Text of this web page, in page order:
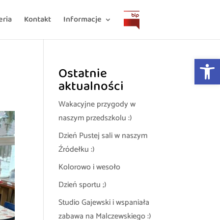
Kontakt Informacje
Ostatnie
aktualności
Wakacyjne przygody w
naszym przedszkolu :)
Dzień Pustej sali w naszym
Źródełku :)
Kolorowo i wesoło
Dzień sportu ;)
Studio Gajewski i wspaniała
zabawa na Malczewskiego :)